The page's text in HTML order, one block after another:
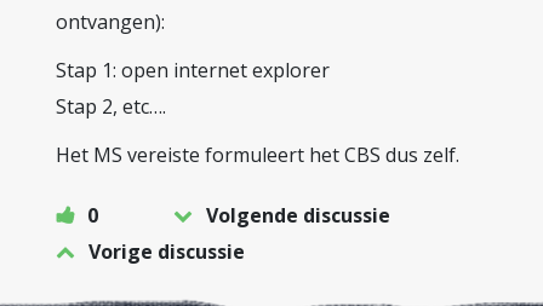
ontvangen):
Stap 1: open internet explorer
Stap 2, etc….
Het MS vereiste formuleert het CBS dus zelf.
0
Volgende discussie
Vorige discussie